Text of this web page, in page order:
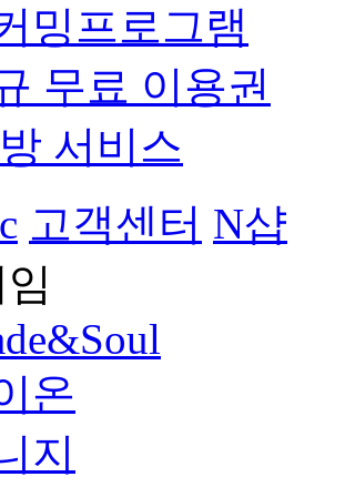
밍프로그램
무료 이용권
서비스
고객센터 N샵
온
지